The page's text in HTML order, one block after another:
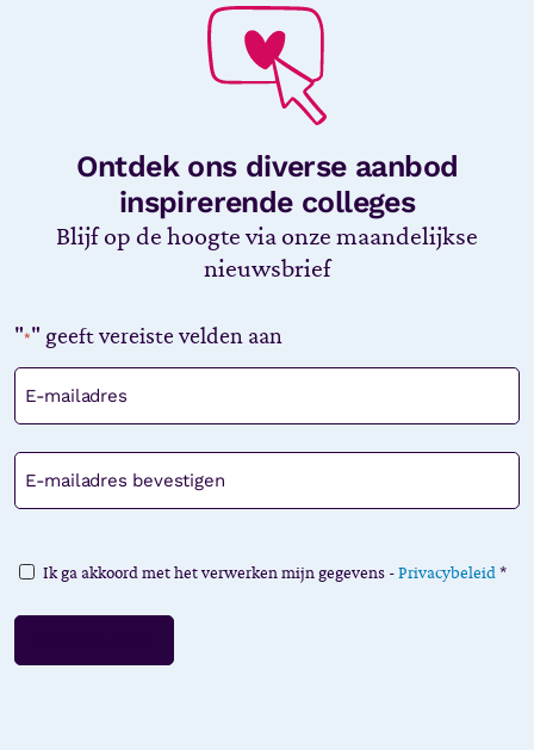
Ontdek ons diverse aanbod
inspirerende colleges
Blijf op de hoogte via onze maandelijkse
nieuwsbrief
"*" geeft vereiste velden aan
PrivacyIk ga akkoord met het verwerken mijn gegevens - Privacybeleid *